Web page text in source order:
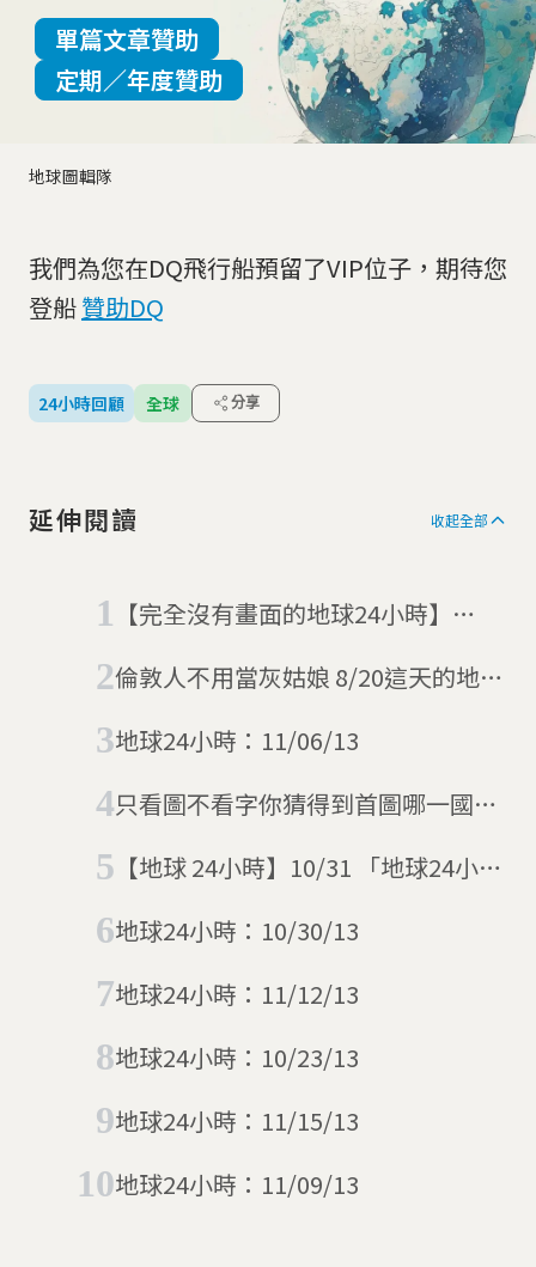
地球圖輯隊
單篇文章贊助
定期／年度贊助
我們為您在DQ飛行船預留了VIP位子，期待您
登船贊助DQ
24小時回顧 全球 分享
延伸閱讀 收起全部
【完全沒有畫面的地球24小時】
倫敦人不用當灰姑娘 8/20這天的地球
地球24小時：11/06/13
只看圖不看字你猜得到首圖哪一國嗎
【地球 24小時】10/31 「地球24小
地球24小時：10/30/13
地球24小時：11/12/13
地球24小時：10/23/13
地球24小時：11/15/13
地球24小時：11/09/13